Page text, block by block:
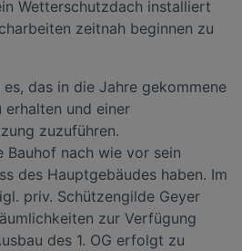
Wetterschutzdach installiert
zeitnah beginnen zu
das in die Jahre gekommene
erhalten und einer
zuzuführen.
nach wie vor sein
des Hauptgebäudes haben. Im
priv. Schützengilde Geyer
zur Verfügung
des 1. OG erfolgt zu